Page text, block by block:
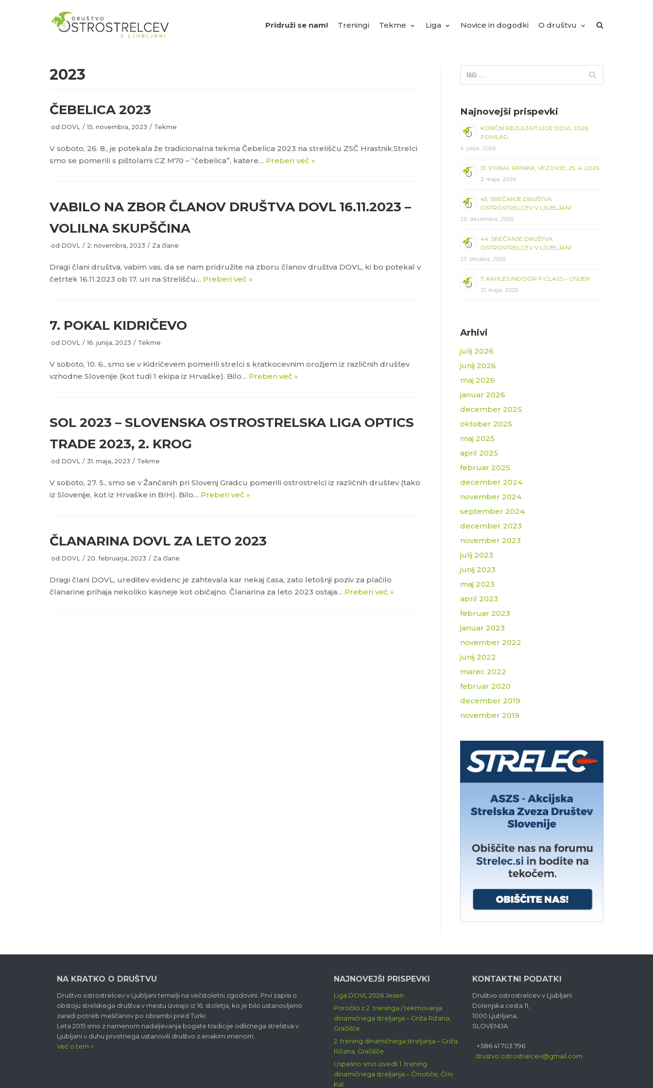
Pridruži se nam! Treningi Tekme Liga Novice in dogodki O društvu
2023
ČEBELICA 2023
od DOVL 15. novembra, 2023 Tekme
V soboto, 26. 8., je potekala že tradicionalna tekma Čebelica 2023 na strelišču ZSČ Hrastnik.Strelci
smo se pomerili s pištolami CZ M70 – “čebelica”, katere… Preberi več »
VABILO NA ZBOR ČLANOV DRUŠTVA DOVL 16.11.2023 –
VOLILNA SKUPŠČINA
od DOVL 2. novembra, 2023 Za člane
Dragi člani društva, vabim vas, da se nam pridružite na zboru članov društva DOVL, ki bo potekal v
četrtek 16.11.2023 ob 17. uri na Strelišču… Preberi več »
7. POKAL KIDRIČEVO
od DOVL 16. junija, 2023 Tekme
V soboto, 10. 6., smo se v Kidričevem pomerili strelci s kratkocevnim orožjem iz različnih društev
vzhodne Slovenije (kot tudi 1 ekipa iz Hrvaške). Bilo… Preberi več »
SOL 2023 – SLOVENSKA OSTROSTRELSKA LIGA OPTICS
TRADE 2023, 2. KROG
od DOVL 31. maja, 2023 Tekme
V soboto, 27. 5., smo se v Žančanih pri Slovenj Gradcu pomerili ostrostrelci iz različnih društev (tako
iz Slovenije, kot iz Hrvaške in BIH). Bilo… Preberi več »
ČLANARINA DOVL ZA LETO 2023
od DOVL 20. februarja, 2023 Za člane
Dragi člani DOVL, ureditev evidenc je zahtevala kar nekaj časa, zato letošnji poziv za plačilo
članarine prihaja nekoliko kasneje kot običajno. Članarina za leto 2023 ostaja… Preberi več »
Najnovejši prispevki
KONČNI REZULTATI LIGE DOVL 2026
POMLAD
4. julija, 2026
13. POKAL RIFNIKA, VEZOVJE, 25. 4. 2026
3. maja, 2026
45. SREČANJE DRUŠTVA
OSTROSTRELCEV V LJUBLJANI
20. decembra, 2025
44. SREČANJE DRUŠTVA
OSTROSTRELCEV V LJUBLJANI
23. oktobra, 2025
7. KAHLES INDOOR F-CLASS – OSIJEK
21. maja, 2025
Arhivi
julij 2026
junij 2026
maj 2026
januar 2026
december 2025
oktober 2025
maj 2025
april 2025
februar 2025
december 2024
november 2024
september 2024
december 2023
november 2023
julij 2023
junij 2023
maj 2023
april 2023
februar 2023
januar 2023
november 2022
junij 2022
marec 2022
februar 2020
december 2019
november 2019
NA KRATKO O DRUŠTVU
Društvo ostrostrelcev v Ljubljani temelji na večstoletni zgodovini. Prvi zapisi o
obstoju strelskega društva v mestu izvirajo iz 16. stoletja, ko je bilo ustanovljeno
zaradi potreb meščanov po obrambi pred Turki.
Leta 2015 smo z namenom nadaljevanja bogate tradicije odličnega strelstva v
Ljubljani v duhu prvotnega ustanovili društvo z enakim imenom.
Več o tem >
NAJNOVEJŠI PRISPEVKI
Liga DOVL 2026 Jesen
Poročilo z 2. treninga / tekmovanja
dinamičnega streljanja – Griža Rižana,
Gračišče
2. trening dinamičnega streljanja – Griža
Rižana, Gračišče
Uspešno smo izvedli 1. trening
dinamičnega streljanja – Črnotiče, Črni
Kal
KONTAKTNI PODATKI
Društvo ostrostrelcev v Ljubljani
Dolenjska cesta 11,
1000 Ljubljana,
SLOVENIJA
+386 41 703 796
drustvo.ostrostrelcev@gmail.com